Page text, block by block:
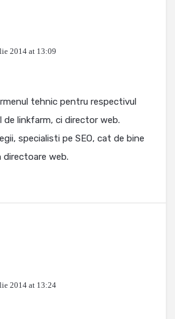
2014 at 13:09
tehnic pentru respectivul
de linkfarm, ci director web.
specialisti pe SEO, cat de bine
web.
2014 at 13:24